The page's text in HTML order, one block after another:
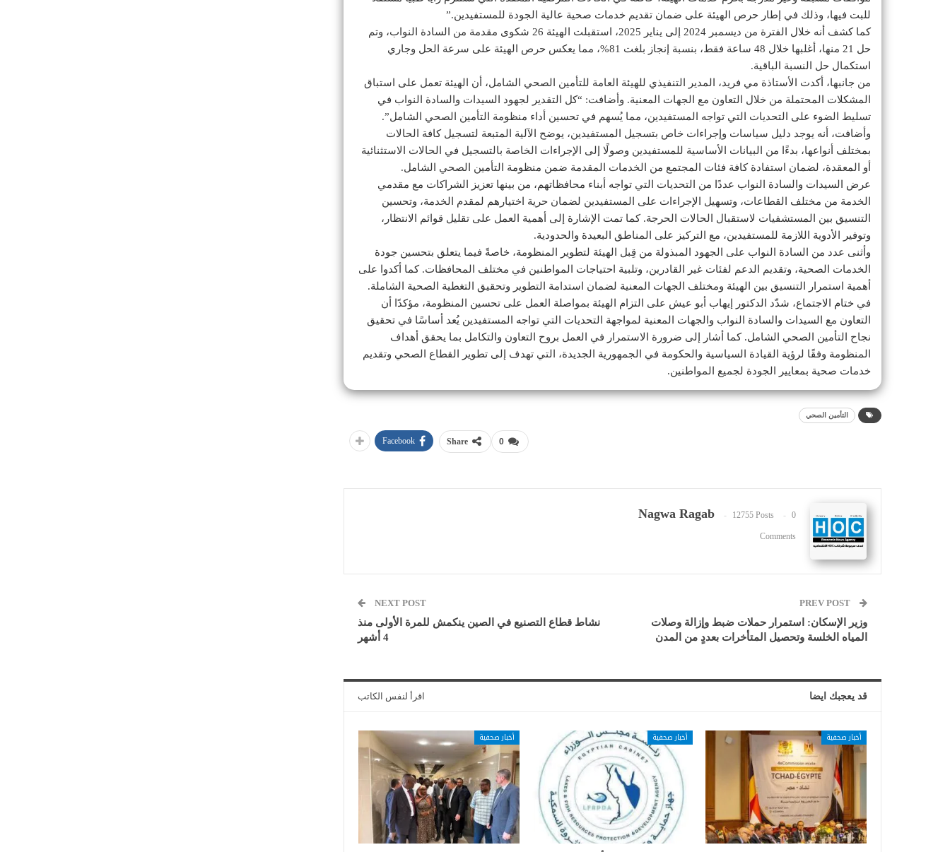
للبت فيها، وذلك في إطار حرص الهيئة على ضمان تقديم خدمات صحية عالية الجودة للمستفيدين.”
كما كشف أنه خلال الفترة من ديسمبر 2024 إلى يناير 2025، استقبلت الهيئة 26 شكوى مقدمة من السادة النواب، وتم
حل 21 منها، أغلبها خلال 48 ساعة فقط، بنسبة إنجاز بلغت 81%، مما يعكس حرص الهيئة على سرعة الحل وجاري
استكمال حل النسبة الباقية.
من جانبها، أكدت الأستاذة مي فريد، المدير التنفيذي للهيئة العامة للتأمين الصحي الشامل، أن الهيئة تعمل على استباق
المشكلات المحتملة من خلال التعاون مع الجهات المعنية. وأضافت: “كل التقدير لجهود السيدات والسادة النواب في
تسليط الضوء على التحديات التي تواجه المستفيدين، مما يُسهم في تحسين أداء منظومة التأمين الصحي الشامل”.
وأضافت، أنه يوجد دليل سياسات وإجراءات خاص بتسجيل المستفيدين، يوضح الآلية المتبعة لتسجيل كافة الحالات
بمختلف أنواعها، بدءًا من البيانات الأساسية للمستفيدين وصولًا إلى الإجراءات الخاصة بالتسجيل في الحالات الاستثنائية
أو المعقدة، لضمان استفادة كافة فئات المجتمع من الخدمات المقدمة ضمن منظومة التأمين الصحي الشامل.
عرض السيدات والسادة النواب عددًا من التحديات التي تواجه أبناء محافظاتهم، من بينها تعزيز الشراكات مع مقدمي
الخدمة من مختلف القطاعات، وتسهيل الإجراءات على المستفيدين لضمان حرية اختيارهم لمقدم الخدمة، وتحسين
التنسيق بين المستشفيات لاستقبال الحالات الحرجة. كما تمت الإشارة إلى أهمية العمل على تقليل قوائم الانتظار،
وتوفير الأدوية اللازمة للمستفيدين، مع التركيز على المناطق البعيدة والحدودية.
وأثنى عدد من السادة النواب على الجهود المبذولة من قِبل الهيئة لتطوير المنظومة، خاصةً فيما يتعلق بتحسين جودة
الخدمات الصحية، وتقديم الدعم لفئات غير القادرين، وتلبية احتياجات المواطنين في مختلف المحافظات. كما أكدوا على
أهمية استمرار التنسيق بين الهيئة ومختلف الجهات المعنية لضمان استدامة التطوير وتحقيق التغطية الصحية الشاملة.
في ختام الاجتماع، شدّد الدكتور إيهاب أبو عيش على التزام الهيئة بمواصلة العمل على تحسين المنظومة، مؤكدًا أن
التعاون مع السيدات والسادة النواب والجهات المعنية لمواجهة التحديات التي تواجه المستفيدين يُعد أساسًا في تحقيق
نجاح التأمين الصحي الشامل. كما أشار إلى ضرورة الاستمرار في العمل بروح التعاون والتكامل بما يحقق أهداف
المنظومة وفقًا لرؤية القيادة السياسية والحكومة في الجمهورية الجديدة، التي تهدف إلى تطوير القطاع الصحي وتقديم
خدمات صحية بمعايير الجودة لجميع المواطنين.
التأمين الصحي
0
Share
Facebook
Nagwa Ragab 12755 Posts 0
Comments
وزير الإسكان: استمرار حملات ضبط وإزالة وصلات
المياه الخلسة وتحصيل المتأخرات بعددٍ من المدن
NEXT POST
نشاط قطاع التصنيع في الصين ينكمش للمرة الأولى منذ
4 أشهر
قد يعجبك ايضا اقرأ لنفس الكاتب
أخبار صحفية أخبار صحفية أخبار صحفية